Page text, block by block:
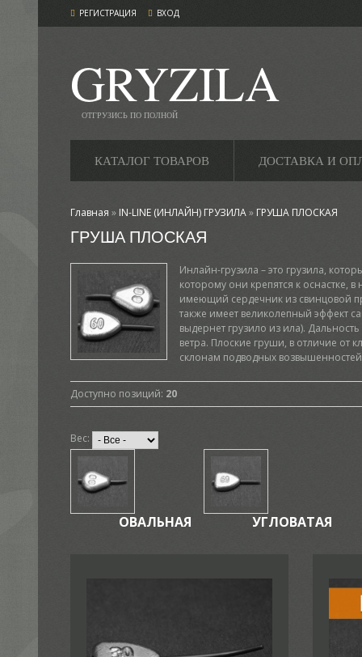
РЕГИСТРАЦИЯ ВХОД
GRYZILA
ОТГРУЗИСЬ ПО ПОЛНОЙ
КАТАЛОГ ТОВАРОВ ДОСТАВКА И
Главная » IN-LINE (ИНЛАЙН) ГРУЗИЛА» ГРУША ПЛОСКАЯ
ГРУША ПЛОСКАЯ
Инлайн-грузила – это грузила,
которому они крепятся к оснастке,
имеющий сердечник из свинцовой
также имеет великолепный эффект
выдернет грузило из ила).
ветра. Плоские груши, в отличие от
склонам подводных
Доступно позиций: 20
Вес:
ОВАЛЬНАЯ УГЛОВАТАЯ